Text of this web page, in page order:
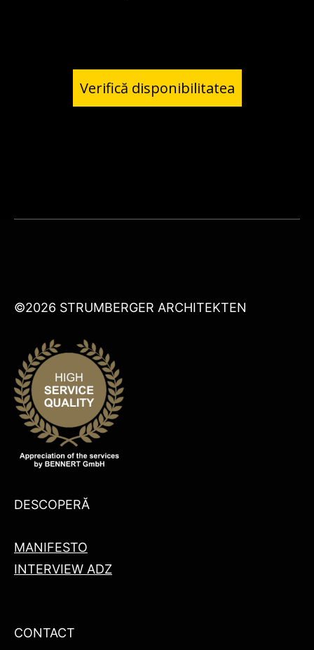
Verifică disponibilitatea
©2026 STRUMBERGER ARCHITEKTEN
DESCOPERĂ
MANIFESTO
INTERVIEW ADZ
CONTACT